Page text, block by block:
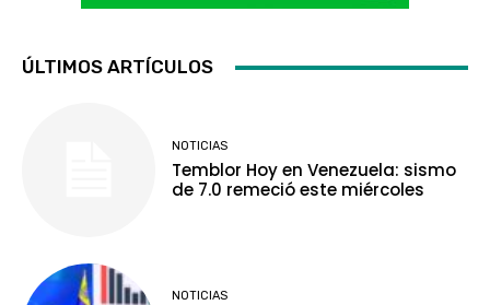
ÚLTIMOS ARTÍCULOS
NOTICIAS
Temblor Hoy en Venezuela: sismo
de 7.0 remeció este miércoles
NOTICIAS